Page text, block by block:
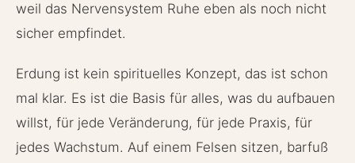
weil das Nervensystem Ruhe eben als noch nicht
sicher empfindet.
Erdung ist kein spirituelles Konzept, das ist schon
mal klar. Es ist die Basis für alles, was du aufbauen
willst, für jede Veränderung, für jede Praxis, für
jedes Wachstum. Auf einem Felsen sitzen, barfuß